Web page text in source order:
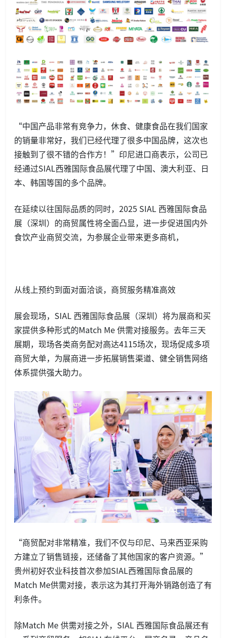
“中国产品非常有竞争力，休食、健康食品在我们国家
的销量非常好，我们已经代理了很多中国品牌，这次也
接触到了很不错的合作方！”印尼进口商表示，公司已
经通过SIAL西雅国际食品展代理了中国、澳大利亚、日
本、韩国等国的多个品牌。
在延续以往国际品质的同时，2025 SIAL 西雅国际食品
展（深圳）的商贸属性将全面凸显，进一步促进国内外
食饮产业商贸交流，为参展企业带来更多商机，
从线上预约到面对面洽谈，商贸服务精准高效
展会现场，SIAL 西雅国际食品展（深圳）将为展商和买
家提供多种形式的Match Me 供需对接服务。去年三天
展期，现场各类商务配对高达4115场次，现场促成多项
商贸大单，为展商进一步拓展销售渠道、健全销售网络
体系提供强大助力。
“商贸配对非常精准，我们不仅与印尼、马来西亚采购
方建立了销售链接，还储备了其他国家的客户资源。”
贵州初好农业科技首次参加SIAL西雅国际食品展的
Match Me供需对接，表示这为其打开海外销路创造了有
利条件。
除Match Me 供需对接之外，SIAL 西雅国际食品展还有